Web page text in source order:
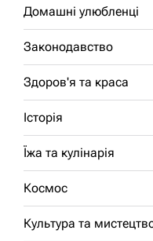
Домашні улюбленці
Законодавство
Здоров'я та краса
Історія
Їжа та кулінарія
Космос
Культура та